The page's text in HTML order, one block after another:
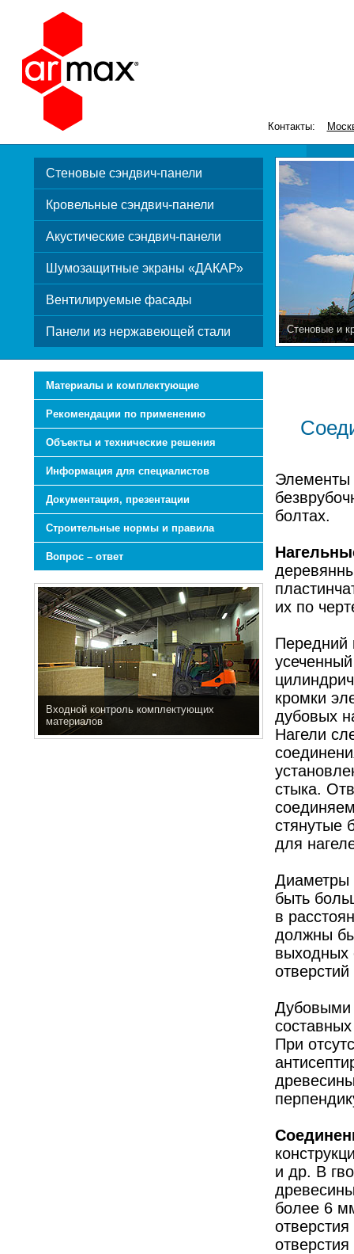
Контакты:
Стеновые сэндвич-панели
Кровельные сэндвич-панели
Акустические сэндвич-панели
Шумозащитные экраны «ДАКАР»
Вентилируемые фасады
Панели из нержавеющей стали Стеновые и
Материалы и комплектующие
Рекомендации по применению
Объекты и технические решения
Информация для специалистов
Документация, презентации
Строительные нормы и правила
Вопрос – ответ
Входной контроль комплектующих
материалов
Элементы
болтах.
их по
Передний
кромки
дубовых
Нагели
стыка.
стянутые
для
Диаметры
быть
в
должны
выходных
Дубовыми
При
и др. В
более 6